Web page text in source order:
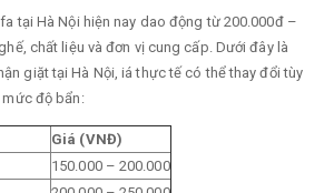
tại Hà Nội hiện nay dao động từ 200.000đ –
chất liệu và đơn vị cung cấp. Dưới đây là
giặt tại Hà Nội, iá thực tế có thể thay đổi tùy
độ bẩn:
Giá (VNĐ)
150.000 – 200.000